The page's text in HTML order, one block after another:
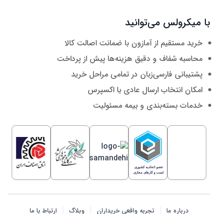
با میکرولس می‌توانید
خرید مستقیم از آمازون با ضمانت اصالت کالا
محاسبه شفاف و دقیق هزینه‌ها پیش از پرداخت
پشتیبانی فارسی‌زبان در تمامی مراحل خرید
امکان انتخاب ارسال عادی یا اکسپرس
خدمات بسته‌بندی و بیمه مسئولیت
درباره ما تجربه واقعی خریداران وبلاگ ارتباط با ما